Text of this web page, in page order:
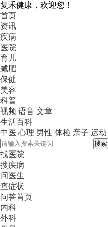
复禾健康，欢迎您！
首页
资讯
疾病
医院
育儿
减肥
保健
美容
科普
视频 语音 文章
生活百科
中医 心理 男性 体检 亲子 运动
搜索
找医院
搜疾病
问医生
查症状
问答首页
内科
外科